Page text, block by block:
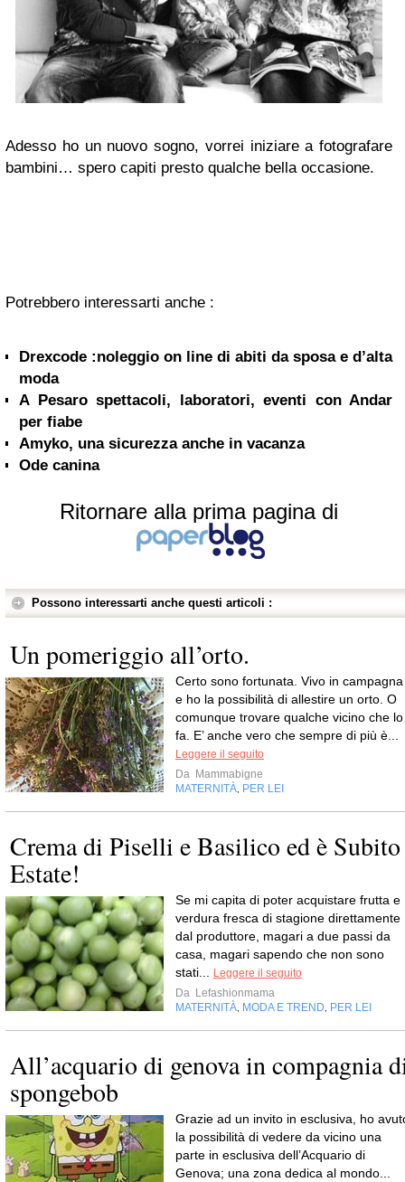
Adesso ho un nuovo sogno, vorrei iniziare a fotografare
bambini… spero capiti presto qualche bella occasione.
Potrebbero interessarti anche :
Drexcode :noleggio on line di abiti da sposa e d’alta
moda
A Pesaro spettacoli, laboratori, eventi con Andar
per fiabe
Amyko, una sicurezza anche in vacanza
Ode canina
Ritornare alla prima pagina di
Possono interessarti anche questi articoli :
Un pomeriggio all’orto.
Certo sono fortunata. Vivo in campagna
e ho la possibilità di allestire un orto. O
comunque trovare qualche vicino che lo
fa. E’ anche vero che sempre di più è...
Leggere il seguito
Da Mammabigne
MATERNITÀ, PER LEI
Crema di Piselli e Basilico ed è Subito
Estate!
Se mi capita di poter acquistare frutta e
verdura fresca di stagione direttamente
dal produttore, magari a due passi da
casa, magari sapendo che non sono
stati... Leggere il seguito
Da Lefashionmama
MATERNITÀ, MODA E TREND, PER LEI
All’acquario di genova in compagnia
spongebob
Grazie ad un invito in esclusiva, ho
la possibilità di vedere da vicino una
parte in esclusiva dell’Acquario di
Genova; una zona dedica al mondo...